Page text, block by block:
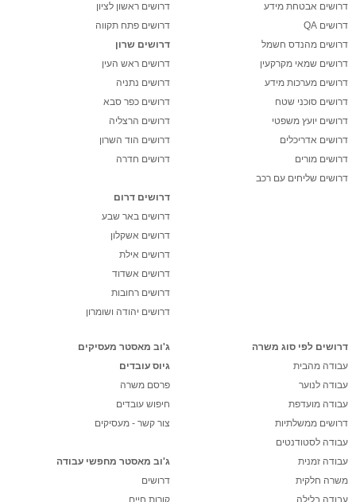
דרושים אבטחת מידע
דרושים QA
דרושים מהנדס חשמל
דרושים שמאי מקרקעין
דרושים מערכות מידע
דרושים סוכני שטח
דרושים יועץ משפטי
דרושים אדריכלים
דרושים מורים
דרושים שליחים עם רכב
דרושים ראשון לציון
דרושים פתח תקווה
דרושים שרון
דרושים ראש העין
דרושים נתניה
דרושים כפר סבא
דרושים הרצליה
דרושים הוד השרון
דרושים חדרה
דרושים דרום
דרושים באר שבע
דרושים אשקלון
דרושים אילת
דרושים אשדוד
דרושים רחובות
דרושים יהודה ושומרון
דרושים לפי סוג משרה
עבודה מהבית
עבודה לנוער
עבודה מועדפת
דרושים ממשלתיות
עבודה לסטודנטים
עבודה זמנית
משרה חלקית
עבודה בלילה
ג'וב מאסטר מעסיקים
גיוס עובדים
פרסם משרה
חיפוש עובדים
צור קשר - מעסיקים
ג'וב מאסטר מחפשי עבודה
דרושים
קורות חיים